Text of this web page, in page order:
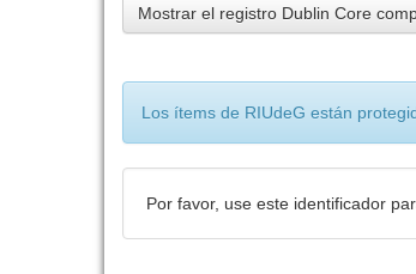
Mostrar el registro Dublin Core
Los ítems de RIUdeG están
Por favor, use este identificador